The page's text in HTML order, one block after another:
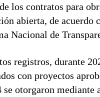
los contratos para
abierta, de acuerdo
Nacional de
registros, durante
con proyectos
se otorgaron